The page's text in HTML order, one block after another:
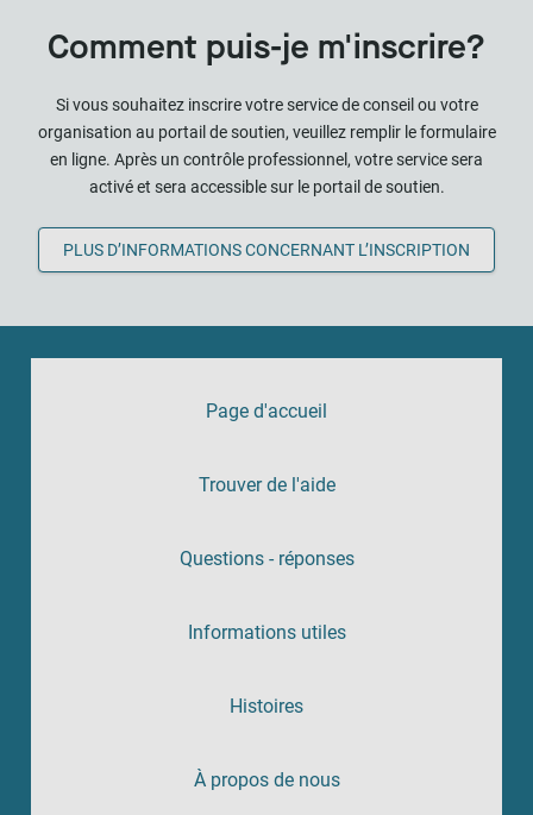
Comment puis-je m'inscrire?
Si vous souhaitez inscrire votre service de conseil ou votre
organisation au portail de soutien, veuillez remplir le formulaire
en ligne. Après un contrôle professionnel, votre service sera
activé et sera accessible sur le portail de soutien.
PLUS D’INFORMATIONS CONCERNANT L’INSCRIPTION
Page d'accueil
Trouver de l'aide
Questions - réponses
Informations utiles
Histoires
À propos de nous